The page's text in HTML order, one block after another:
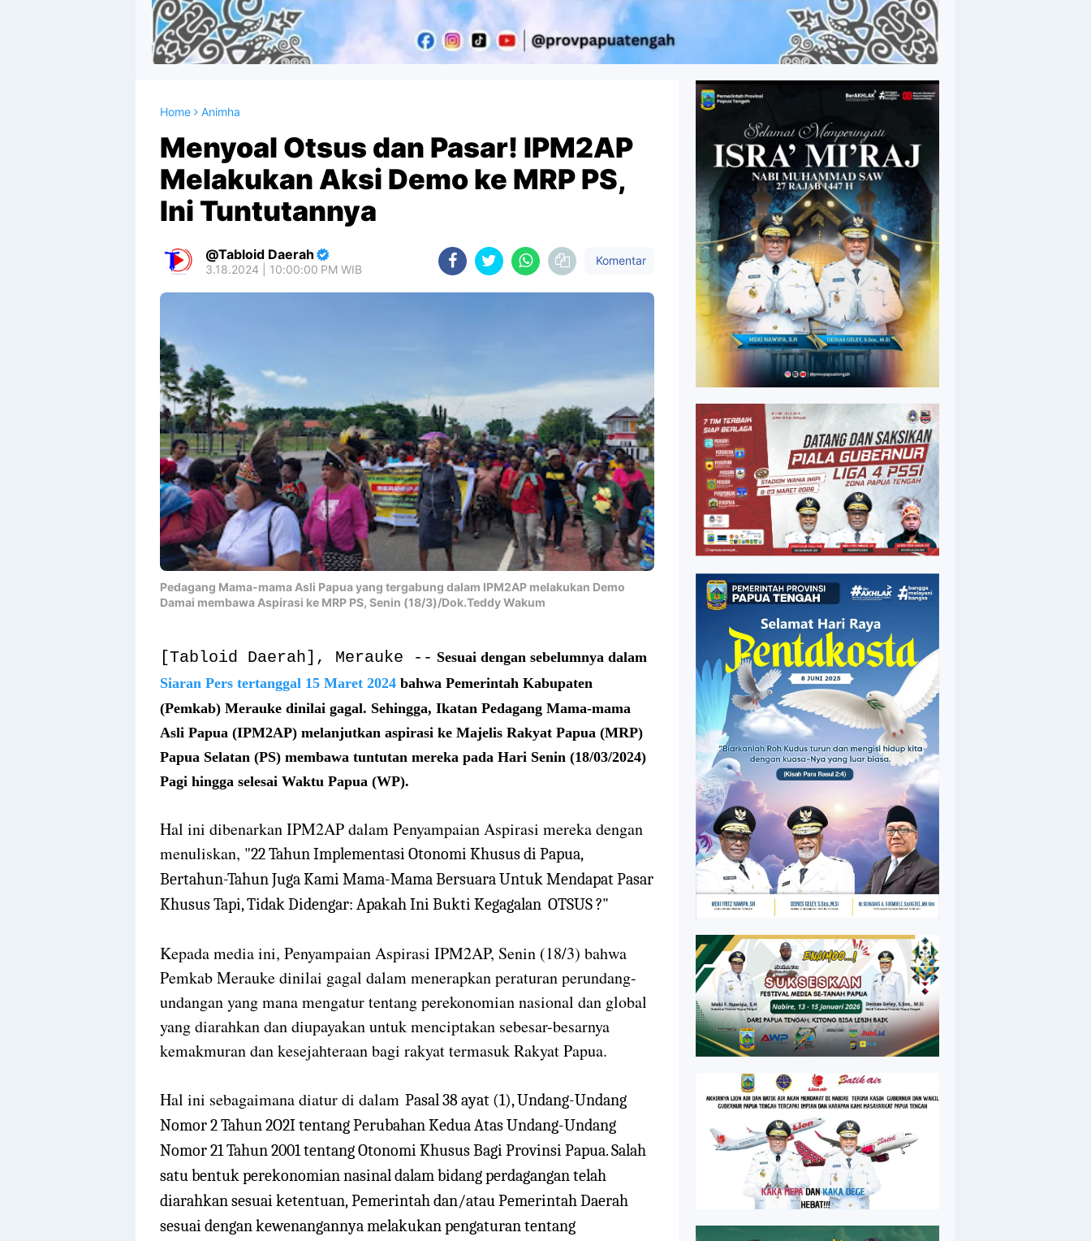
Home Animha
Menyoal Otsus dan Pasar! IPM2AP
Melakukan Aksi Demo ke MRP PS,
Ini Tuntutannya
Tabloid Daerah
3.18.2024 | 10:00:00 PM WIB
Komentar
Pedagang Mama-mama Asli Papua yang tergabung dalam IPM2AP melakukan Demo
Damai membawa Aspirasi ke MRP PS, Senin (18/3)/Dok.Teddy Wakum
[Tabloid Daerah], Merauke -- Sesuai dengan sebelumnya dalam
Siaran Pers tertanggal 15 Maret 2024 bahwa Pemerintah Kabupaten
(Pemkab) Merauke dinilai gagal. Sehingga, Ikatan Pedagang Mama-mama
Asli Papua (IPM2AP) melanjutkan aspirasi ke Majelis Rakyat Papua (MRP)
Papua Selatan (PS) membawa tuntutan mereka pada Hari Senin (18/03/2024)
Pagi hingga selesai Waktu Papua (WP).
Hal ini dibenarkan IPM2AP dalam Penyampaian Aspirasi mereka dengan
menuliskan, "22 Tahun Implementasi Otonomi Khusus di Papua,
Bertahun-Tahun Juga Kami Mama-Mama Bersuara Untuk Mendapat Pasar
Khusus Tapi, Tidak Didengar: Apakah Ini Bukti Kegagalan OTSUS ?"
Kepada media ini, Penyampaian Aspirasi IPM2AP, Senin (18/3) bahwa
Pemkab Merauke dinilai gagal dalam menerapkan peraturan perundang-
undangan yang mana mengatur tentang perekonomian nasional dan global
yang diarahkan dan diupayakan untuk menciptakan sebesar-besarnya
kemakmuran dan kesejahteraan bagi rakyat termasuk Rakyat Papua.
Hal ini sebagaimana diatur di dalam Pasal 38 ayat (1),Undang-Undang
Nomor 2 Tahun 2O2I tentang Perubahan Kedua Atas Undang-Undang
Nomor 21 Tahun 2001 tentang Otonomi Khusus Bagi Provinsi Papua. Salah
satu bentuk perekonomian nasinal dalam bidang perdagangan telah
diarahkan sesuai ketentuan,Pemerintah dan/atau Pemerintah Daerah
sesuai dengan kewenangannya melakukan pengaturan tentang